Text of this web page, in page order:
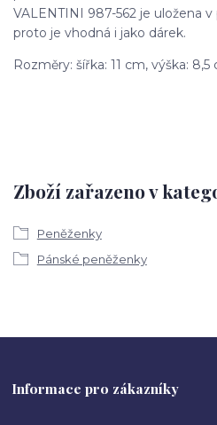
VALENTINI 987-562 je uložena
proto je vhodná i jako dárek.
Rozměry: šířka: 11 cm, výška: 8,5
Zboží zařazeno v
Peněženky
Pánské peněženky
Informace pro zákazníky